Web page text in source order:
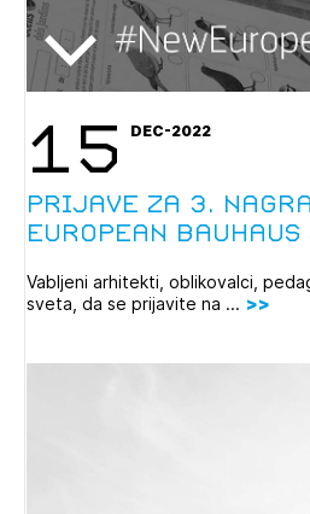
15 DEC-2022
Prijave za 3.
European
Vabljeni arhitekti, oblikovalci,
sveta, da se prijavite na ...